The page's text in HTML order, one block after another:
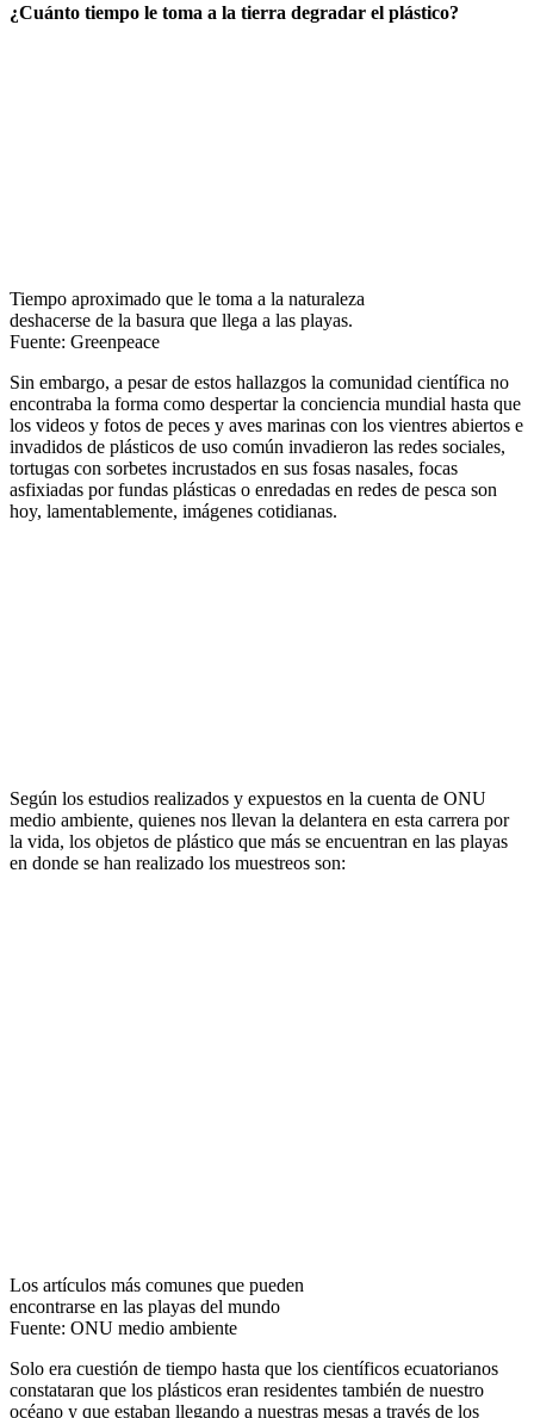
¿Cuánto tiempo le toma a la tierra degradar el plástico?
Tiempo aproximado que le toma a la naturaleza
deshacerse de la basura que llega a las playas.
Fuente: Greenpeace
Sin embargo, a pesar de estos hallazgos la comunidad científica no
encontraba la forma como despertar la conciencia mundial hasta que
los videos y fotos de peces y aves marinas con los vientres abiertos e
invadidos de plásticos de uso común invadieron las redes sociales,
tortugas con sorbetes incrustados en sus fosas nasales, focas
asfixiadas por fundas plásticas o enredadas en redes de pesca son
hoy, lamentablemente, imágenes cotidianas.
Según los estudios realizados y expuestos en la cuenta de ONU
medio ambiente, quienes nos llevan la delantera en esta carrera por
la vida, los objetos de plástico que más se encuentran en las playas
en donde se han realizado los muestreos son:
Los artículos más comunes que pueden
encontrarse en las playas del mundo
Fuente: ONU medio ambiente
Solo era cuestión de tiempo hasta que los científicos ecuatorianos
constataran que los plásticos eran residentes también de nuestro
océano y que estaban llegando a nuestras mesas a través de los